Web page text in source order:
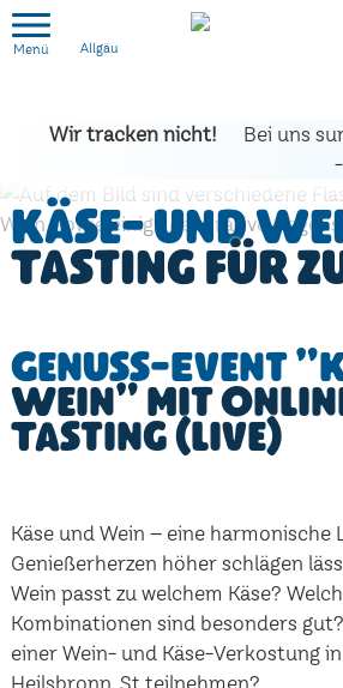
Allgäu
Wir tracken nicht!
Bei uns
-
Käse- und
Tasting für
Genuss-Event
Wein" mit
Tasting (live)
Käse und Wein – eine harmonische
Genießerherzen höher schlägen
Wein passt zu welchem Käse?
Kombinationen sind besonders
einer Wein- und Käse-Verkostung
Heilsbronn, St teilnehmen?